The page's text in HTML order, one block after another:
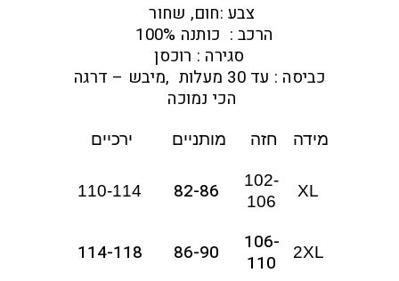
צבע :חום, שחור
הרכב : כותנה 100%
סגירה : רוכסן
כביסה : עד 30 מעלות ,מיבש – דרגה
הכי נמוכה
מידה חזה מותניים ירכיים
XL
102-
106
82-86
110-114
2XL
106-
110
86-90
114-118